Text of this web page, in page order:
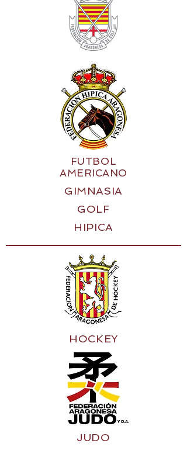
FUTBOL
AMERICANO
GIMNASIA
GOLF
HIPICA
HOCKEY
JUDO